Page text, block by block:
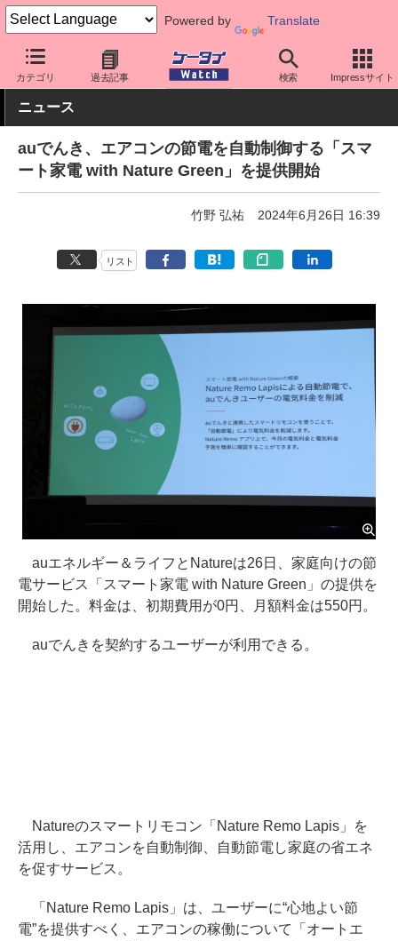
Powered by Translate
カテゴリ 過去記事 検索 Impressサイト
ケータイ Watch キャリア au アプリ・サービス
ニュース
auでんき、エアコンの節電を自動制御する「スマ
ート家電 with Nature Green」を提供開始
竹野 弘祐 2024年6月26日 16:39
リスト
auエネルギー＆ライフとNatureは26日、家庭向けの節
電サービス「スマート家電 with Nature Green」の提供を
開始した。料金は、初期費用が0円、月額料金は550円。
auでんきを契約するユーザーが利用できる。
Natureのスマートリモコン「Nature Remo Lapis」を
活用し、エアコンを自動制御、自動節電し家庭の省エネ
を促すサービス。
「Nature Remo Lapis」は、ユーザーに“心地よい節
電”を提供すべく、エアコンの稼働について「オートエ